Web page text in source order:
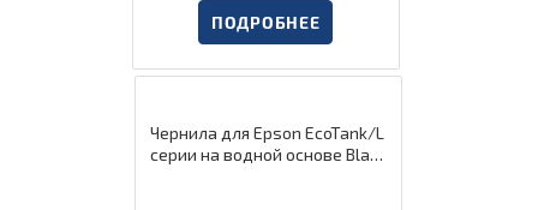
ПОДРОБНЕЕ
Чернила для Epson EcoTank/L
серии на водной основе Black